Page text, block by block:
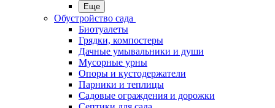
Еще
Обустройство сада
Биотуалеты
Грядки, компостеры
Дачные умывальники и души
Мусорные урны
Опоры и кустодержатели
Парники и теплицы
Садовые ограждения и дорожки